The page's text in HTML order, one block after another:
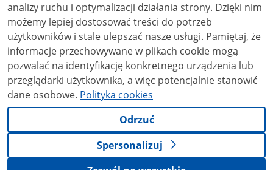
analizy ruchu i optymalizacji działania strony. Dzięki nim
możemy lepiej dostosować treści do potrzeb
użytkowników i stale ulepszać nasze usługi. Pamiętaj, że
informacje przechowywane w plikach cookie mogą
pozwalać na identyfikację konkretnego urządzenia lub
przeglądarki użytkownika, a więc potencjalnie stanowić
dane osobowe. Polityka cookies
Odrzuć
Spersonalizuj